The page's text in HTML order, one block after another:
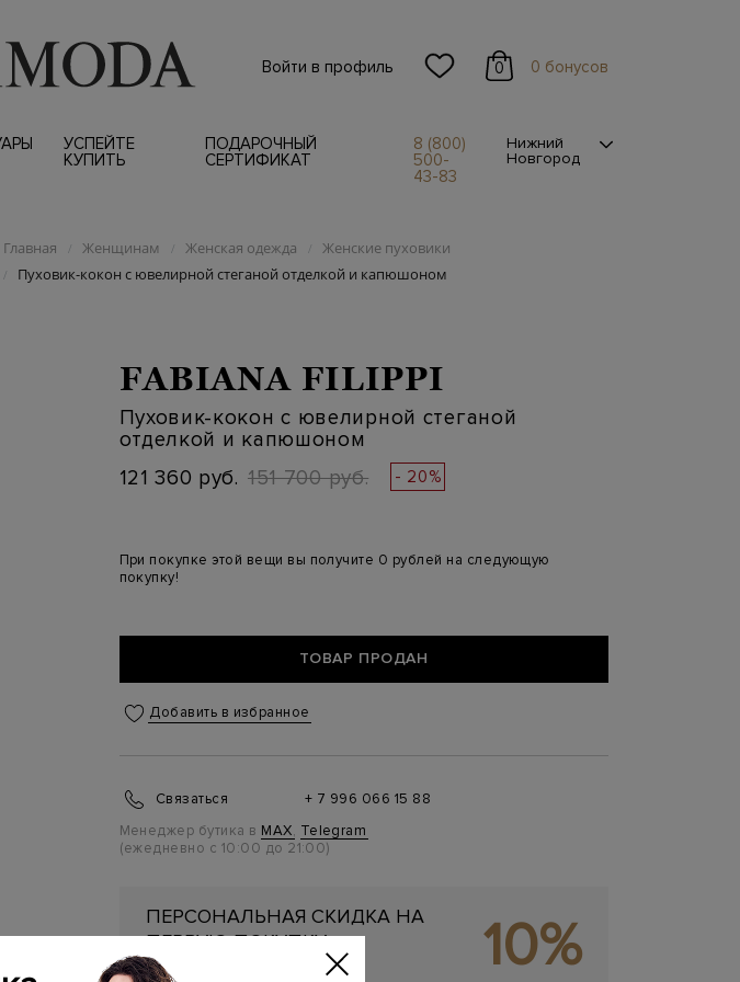
Войти в профиль 0 0 бонусов
УСПЕЙТЕ
КУПИТЬ
ПОДАРОЧНЫЙ
СЕРТИФИКАТ
8 (800)
500-
43-83
Нижний
Новгород
Главная / Женщинам / Женская одежда / Женские пуховики
/ Пуховик-кокон с ювелирной стеганой отделкой и капюшоном
FABIANA FILIPPI
Пуховик-кокон с ювелирной стеганой
отделкой и капюшоном
121 360 руб. 151 700 руб. - 20%
При покупке этой вещи вы получите 0 рублей на следующую
покупку!
ТОВАР ПРОДАН
Добавить в избранное
Связаться
+ 7 996 066 15 88
Менеджер бутика в MAX, Telegram
(ежедневно с 10:00 до 21:00)
ПЕРСОНАЛЬНАЯ СКИДКА НА
ПЕРВУЮ ПОКУПКУ
Подробнее 10%